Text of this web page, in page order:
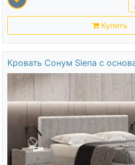
Купить
Кровать Сонум Siena с